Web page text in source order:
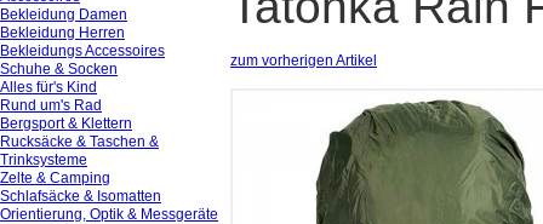
zum vorherigen Artikel
Bekleidung Damen
Bekleidung Herren
Bekleidungs Accessoires
Schuhe & Socken
Alles für's Kind
Rund um's Rad
Bergsport & Klettern
Rucksäcke & Taschen &
Trinksysteme
Zelte & Camping
Schlafsäcke & Isomatten
Orientierung, Optik & Messgeräte